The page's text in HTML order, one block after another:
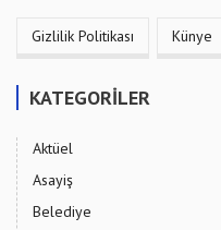
Gizlilik Politikası Künye
KATEGORİLER
Aktüel
Asayiş
Belediye